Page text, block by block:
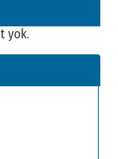
yok.